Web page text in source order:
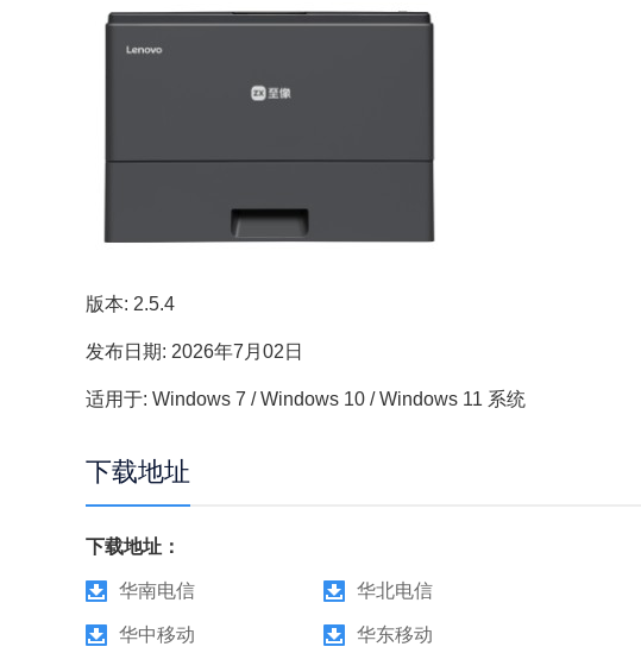
版本: 2.5.4
发布日期: 2026年7月02日
适用于: Windows 7 / Windows 10 / Windows 11 系统
下载地址
下载地址：
华南电信 华北电信
华中移动 华东移动